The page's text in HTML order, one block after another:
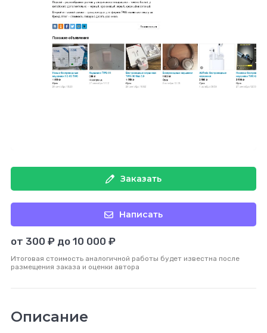
Заказать
Написать
от 300 ₽ до 10 000 ₽
Итоговая стоимость аналогичной работы будет известна после
размещения заказа и оценки автора
Описание